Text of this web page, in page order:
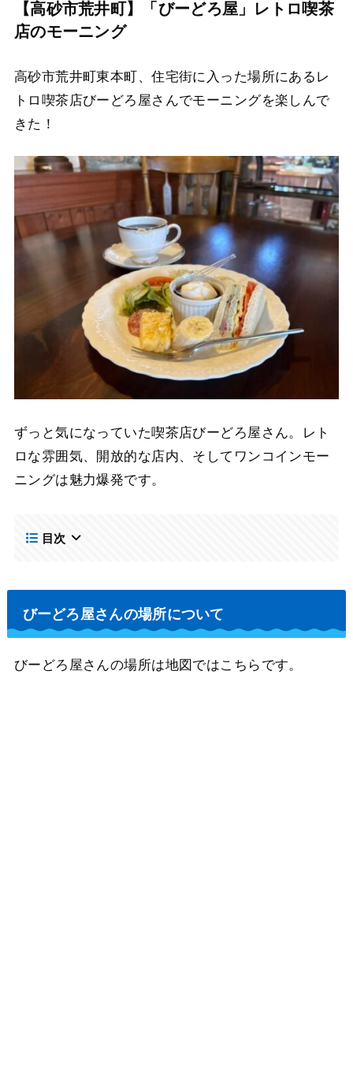
【高砂市荒井町】「びーどろ屋」レトロ喫茶
店のモーニング
高砂市荒井町東本町、住宅街に入った場所にあるレ
トロ喫茶店びーどろ屋さんでモーニングを楽しんで
きた！
ずっと気になっていた喫茶店びーどろ屋さん。レト
ロな雰囲気、開放的な店内、そしてワンコインモー
ニングは魅力爆発です。
目次
びーどろ屋さんの場所について
びーどろ屋さんの場所は地図ではこちらです。